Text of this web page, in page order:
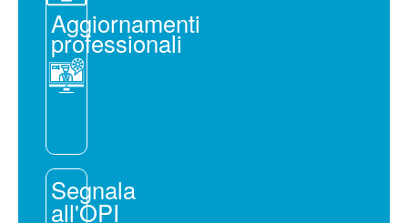
Aggiornamenti
professionali
Segnala
all'OPI